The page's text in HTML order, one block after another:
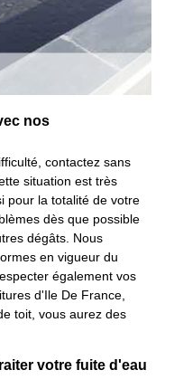
nos
contactez sans
situation est très
pour la totalité de votre
dès que possible
dégâts. Nous
en vigueur du
également vos
d'Ile De France,
toit, vous aurez des
votre fuite d'eau